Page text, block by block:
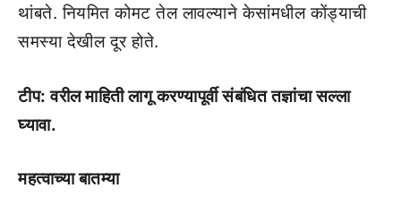
थांबते. नियमित कोमट तेल लावल्याने केसांमधील कोंड्याची
समस्या देखील दूर होते.
टीप: वरील माहिती लागू करण्यापूर्वी संबंधित तज्ञांचा सल्ला
घ्यावा.
महत्वाच्या बातम्या